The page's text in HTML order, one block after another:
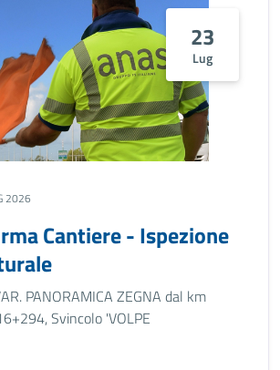
23
Lug
2026
Cantiere - Ispezione
PANORAMICA ZEGNA dal km
Svincolo 'VOLPE